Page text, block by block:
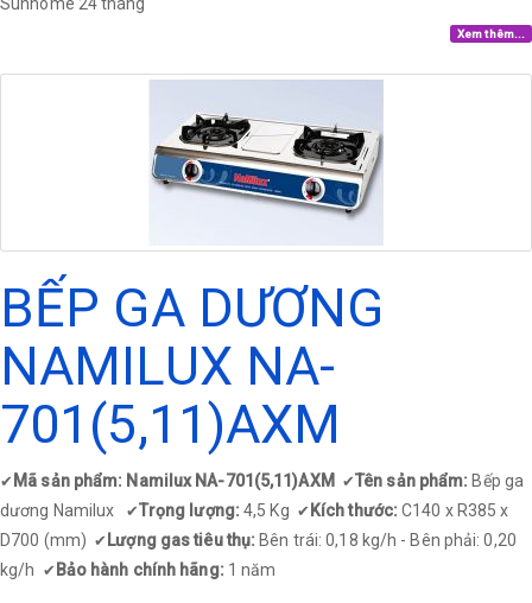
Xem thêm...
BẾP GA DƯƠNG
NAMILUX NA-
701(5,11)AXM
✔ Mã sản phẩm: Namilux NA-701(5,11)AXM ✔Tên sản phẩm: Bếp ga
dương Namilux
✔Trọng lượng:4,5 Kg ✔ Kích thước: C140 x R385 x
D700 (mm) ✔ Lượng gas tiêu thụ: Bên trái: 0,18 kg/h - Bên phải: 0,20
kg/h ✔ Bảo hành chính hãng: 1 năm